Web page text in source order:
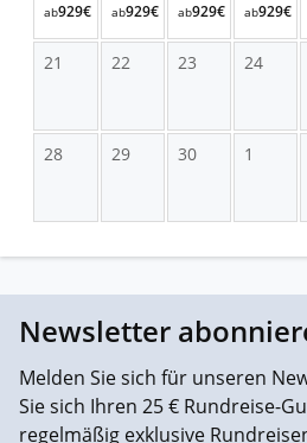
ab929€ ab929€ ab929€ ab929€
21 22 23 24
28 29 30 1
Newsletter
Melden Sie sich für unseren
Sie sich Ihren 25 € Rundreise-
regelmäßig exklusive